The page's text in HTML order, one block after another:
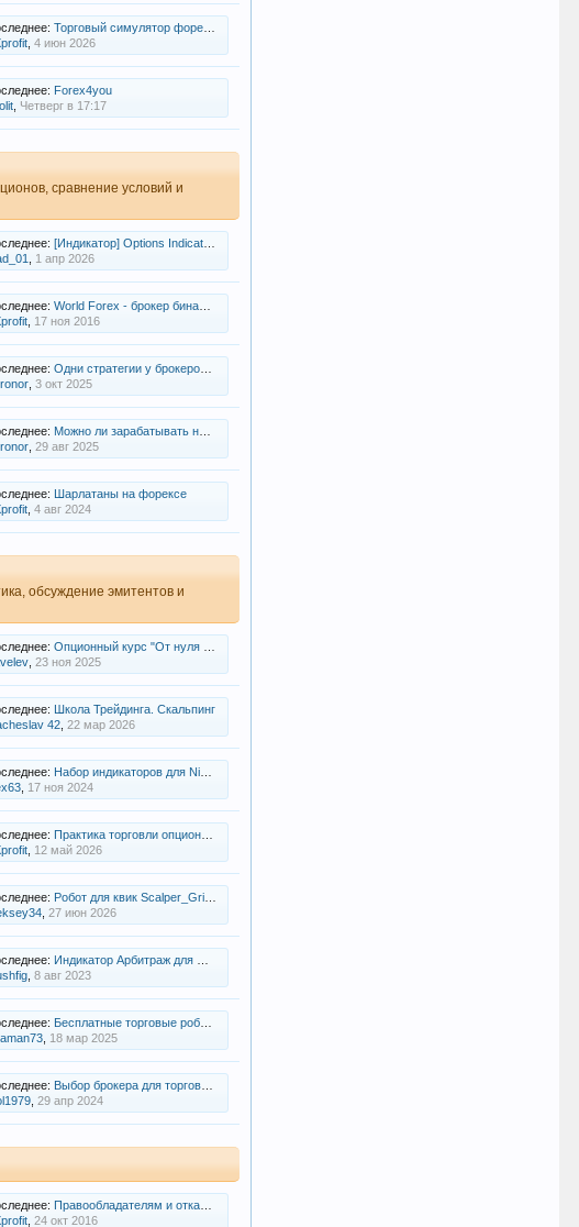
Торговый симулятор форекс — тренируй систему без риска денег
, 4 июн 2026
Forex4you
, Четверг в 17:17
сравнение условий и
[Индикатор] Options Indicator - Опционы на фьючерс в Metatrader
1 апр 2026
World Forex - брокер бинарных опционов на платформе мт4
, 17 ноя 2016
Одни стратегии у брокеров работают по-разному в 2025? Интересует Deriv, Pocket option и TradeUp.net
, 3 окт 2025
Можно ли зарабатывать на бинарных опционах
, 29 авг 2025
Шарлатаны на форексе
, 4 авг 2024
обсуждение эмитентов и
Опционный курс "От нуля до первой сделки" Tilgroup
, 23 ноя 2025
Школа Трейдинга. Скальпинг
42, 22 мар 2026
Набор индикаторов для NinjaTrader 8
, 17 ноя 2024
Практика торговли опционами по системе Прикрытый интрадей
, 12 май 2026
Робот для квик Scalper_Grid_Pro Strategy v1.1(разработка)
, 27 июн 2026
Индикатор Арбитраж для QUIK
, 8 авг 2023
Бесплатные торговые роботы для QUIK
, 18 мар 2025
Выбор брокера для торговли на ММВБ
, 29 апр 2024
Правообладателям и отказ от отвественности
, 24 окт 2016